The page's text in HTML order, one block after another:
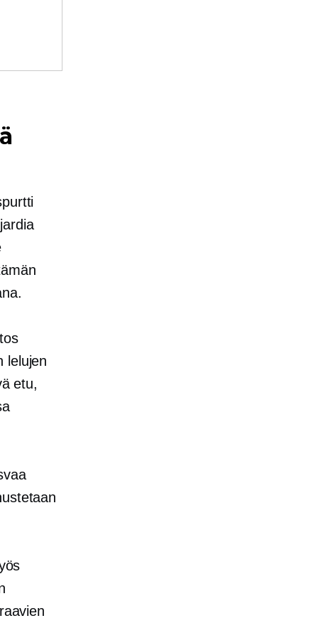
lelujen
etu,